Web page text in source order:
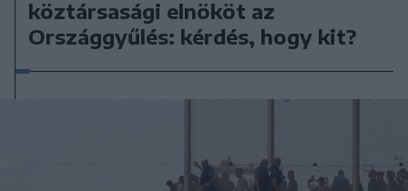
köztársasági elnököt az
Országgyűlés: kérdés, hogy kit?